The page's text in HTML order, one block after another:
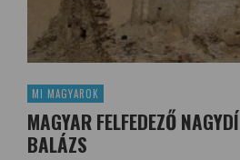
MI MAGYAROK
MAGYAR FELFEDEZŐ
BALÁZS